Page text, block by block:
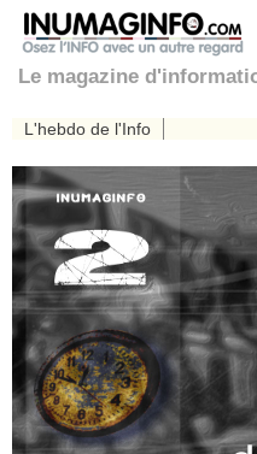
Le magazine
L'hebdo de l'Info